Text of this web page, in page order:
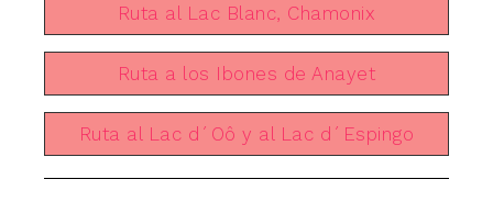
Ruta al Lac Blanc, Chamonix
Ruta a los Ibones de Anayet
Ruta al Lac d´Oô y al Lac d´Espingo